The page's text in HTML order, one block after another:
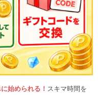
始められる！ スキマ時間を